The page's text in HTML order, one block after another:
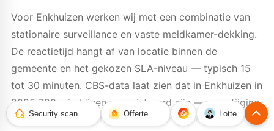
Voor Enkhuizen werken wij met een combinatie van
stationaire surveillance en vaste meldkamer-dekking.
De reactietijd hangt af van locatie binnen de
gemeente en het gekozen SLA-niveau — typisch 15
tot 30 minuten. CBS-data laat zien dat in Enkhuizen in
2025 790 misdrijven geregistreerd zijn — een stijging
van 8,2% ten opzichte van het jaar ervoor.
Security scan Offerte Lotte